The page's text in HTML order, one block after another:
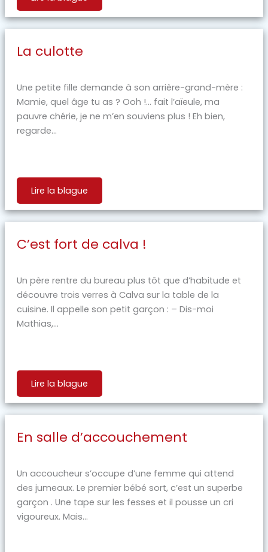
La culotte
Une petite fille demande à son arrière-grand-mère :
Mamie, quel âge tu as ? Ooh !… fait l’aïeule, ma
pauvre chérie, je ne m’en souviens plus ! Eh bien,
regarde...
Lire la blague
C’est fort de calva !
Un père rentre du bureau plus tôt que d’habitude et
découvre trois verres à Calva sur la table de la
cuisine. Il appelle son petit garçon : – Dis-moi
Mathias,...
Lire la blague
En salle d’accouchement
Un accoucheur s’occupe d’une femme qui attend
des jumeaux. Le premier bébé sort, c’est un superbe
garçon . Une tape sur les fesses et il pousse un cri
vigoureux. Mais...